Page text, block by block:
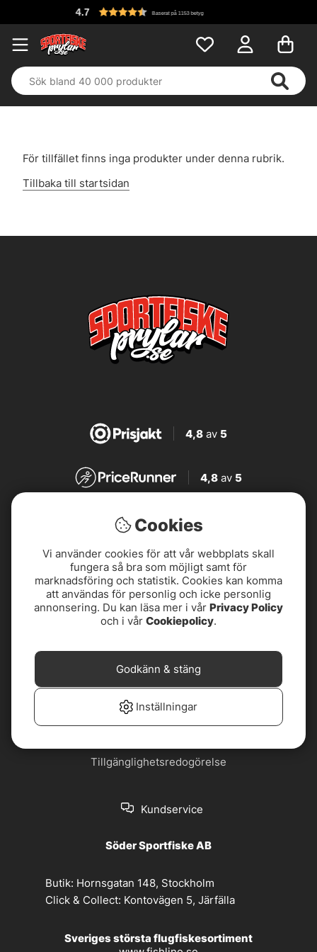
4.7 Baserat på 1153 betyg
För tillfället finns inga produkter under denna rubrik.
Tillbaka till startsidan
4,8av 5
4,8 av 5
4,7
4,7av5
leveransvillkor
Nyhetsbrev
Om oss Privacy policy
Tillgänglighetsredogörelse
Kundservice
Söder Sportfiske AB
Butik: Hornsgatan 148, Stockholm
Click & Collect: Kontovägen 5, Järfälla
Sveriges största flugfiskesortiment
Cookies
Vi använder cookies för att vår webbplats skall
fungera så bra som möjligt samt för
marknadsföring och statistik. Cookies kan komma
att användas för personlig och icke personlig
annonsering. Du kan läsa mer i vår Privacy Policy
och i vår Cookiepolicy.
Inställningar
Godkänn & stäng